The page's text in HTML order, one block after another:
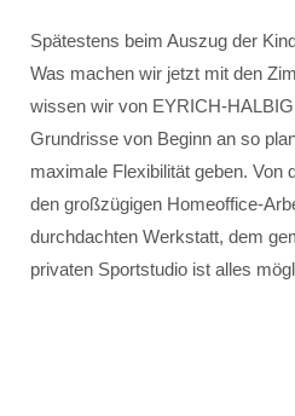
Spätestens beim Auszug der
Was machen wir jetzt mit den
wissen wir von EYRICH-
Grundrisse von Beginn an so
maximale Flexibilität geben. Von
den großzügigen Homeoffice-
durchdachten Werkstatt, dem
privaten Sportstudio ist alles